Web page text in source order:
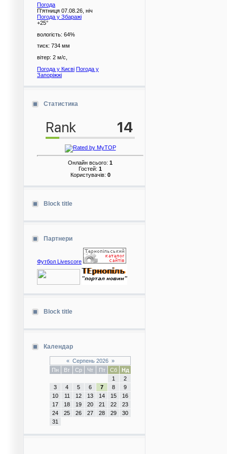
Погода
П'ятниця 07.08.26, ніч
Погода у Збаражі
+25°
вологість: 64%
тиск: 734 мм
вітер: 2 м/с,
Погода у Києві Погода у
Запоріжжі
Статистика
Онлайн всього: 1
Гостей: 1
Користувачів: 0
Block title
Партнери
Футбол Livescore
Block title
Календар
« Серпень 2026 »
Пн
Вт Ср Чт Пт Сб
Нд
1
2
3
4 5 6 7 8
9
10
11 12 13 14 15
16
17
18 19 20 21 22
23
24
25 26 27 28 29
30
31